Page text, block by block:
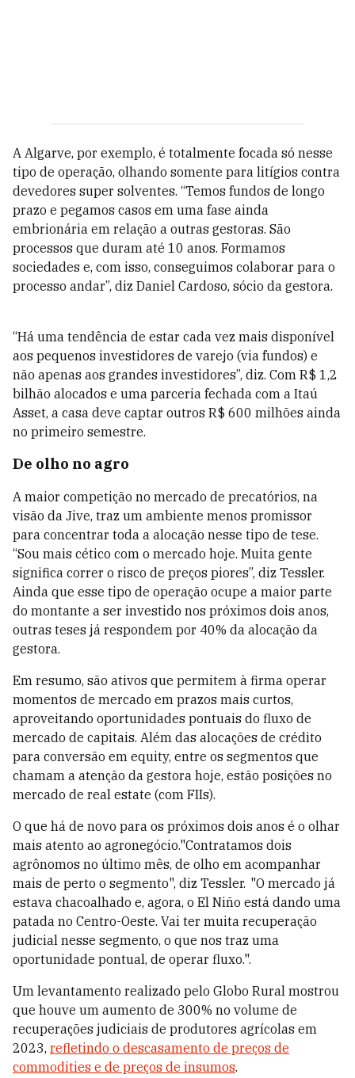
A Algarve, por exemplo, é totalmente focada só nesse
tipo de operação, olhando somente para litígios contra
devedores super solventes. “Temos fundos de longo
prazo e pegamos casos em uma fase ainda
embrionária em relação a outras gestoras. São
processos que duram até 10 anos. Formamos
sociedades e, com isso, conseguimos colaborar para o
processo andar”, diz Daniel Cardoso, sócio da gestora.
“Há uma tendência de estar cada vez mais disponível
aos pequenos investidores de varejo (via fundos) e
não apenas aos grandes investidores”, diz. Com R$ 1,2
bilhão alocados e uma parceria fechada com a Itaú
Asset, a casa deve captar outros R$ 600 milhões ainda
no primeiro semestre.
De olho no agro
A maior competição no mercado de precatórios, na
visão da Jive, traz um ambiente menos promissor
para concentrar toda a alocação nesse tipo de tese.
“Sou mais cético com o mercado hoje. Muita gente
significa correr o risco de preços piores”, diz Tessler.
Ainda que esse tipo de operação ocupe a maior parte
do montante a ser investido nos próximos dois anos,
outras teses já respondem por 40% da alocação da
gestora.
Em resumo, são ativos que permitem à firma operar
momentos de mercado em prazos mais curtos,
aproveitando oportunidades pontuais do fluxo de
mercado de capitais. Além das alocações de crédito
para conversão em equity, entre os segmentos que
chamam a atenção da gestora hoje, estão posições no
mercado de real estate (com FIIs).
O que há de novo para os próximos dois anos é o olhar
mais atento ao agronegócio."Contratamos dois
agrônomos no último mês, de olho em acompanhar
mais de perto o segmento", diz Tessler. "O mercado já
estava chacoalhado e, agora, o El Niño está dando uma
patada no Centro-Oeste. Vai ter muita recuperação
judicial nesse segmento, o que nos traz uma
oportunidade pontual, de operar fluxo.".
Um levantamento realizado pelo Globo Rural mostrou
que houve um aumento de 300% no volume de
recuperações judiciais de produtores agrícolas em
2023, refletindo o descasamento de preços de
commodities e de preços de insumos.